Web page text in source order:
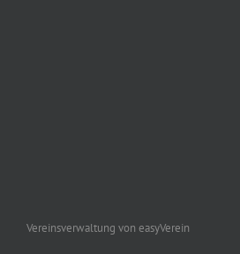
Vereinsverwaltung von easyVerein